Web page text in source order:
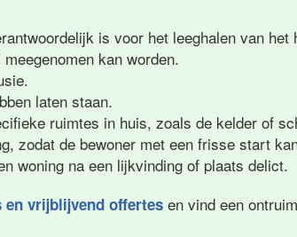
is voor het leeghalen van het
kan worden.
laten staan.
ruimtes in huis, zoals de kelder of
zodat de bewoner met een frisse start
woning na een lijkvinding of plaats delict.
en vrijblijvend offertes en vind een